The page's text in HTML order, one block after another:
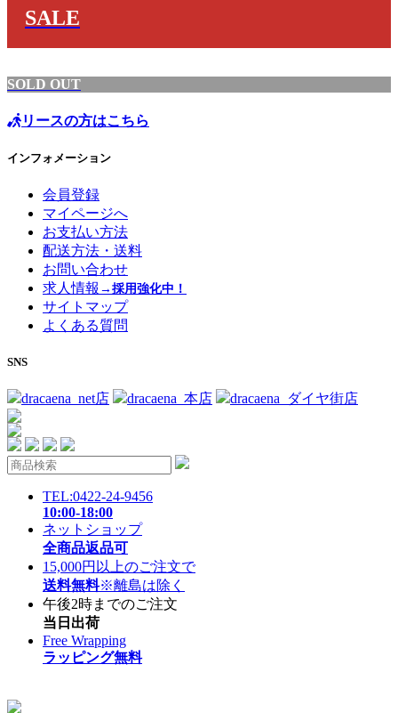
SALE
SOLD OUT
リースの方はこちら
インフォメーション
会員登録
マイページへ
お支払い方法
配送方法・送料
お問い合わせ
求人情報 →採用強化中！
サイトマップ
よくある質問
SNS
dracaena_net店 dracaena_本店 dracaena_ダイヤ街店
TEL:0422-24-9456
10:00-18:00
ネットショップ
全商品返品可
15,000円以上のご注文で
送料無料※離島は除く
午後2時までのご注文
当日出荷
Free Wrapping
ラッピング無料